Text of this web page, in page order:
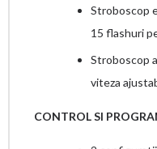
Stroboscop
15 flashuri
Stroboscop
viteza
CONTROL SI